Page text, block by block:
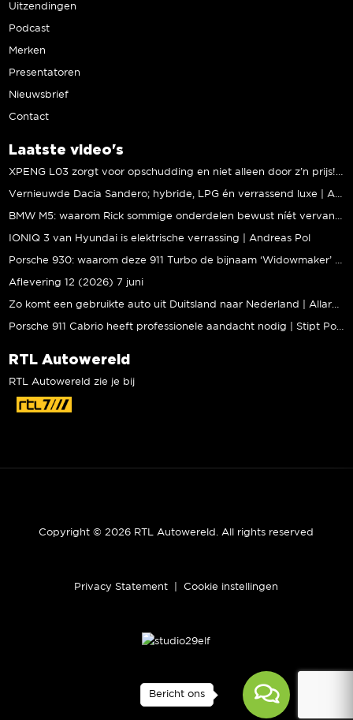
Bericht ons
Uitzendingen
Podcast
Merken
Presentatoren
Nieuwsbrief
Contact
Laatste video's
IONIQ 3 van Hyundai is elektrische verrassing | Andreas Pol
Aflevering 12 (2026) 7 juni
RTL Autowereld
RTL Autowereld zie je bij
Copyright © 2026 RTL Autowereld. All rights reserved
Privacy Statement Cookie instellingen